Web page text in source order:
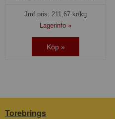
Jmf.pris: 211,67 kr/kg
Lagerinfo »
Köp »
Torebrings